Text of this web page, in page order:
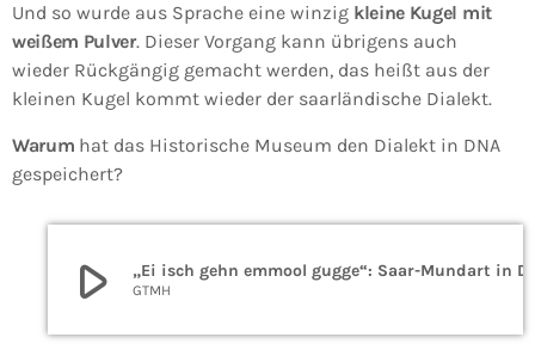
Und so wurde aus Sprache eine winzig kleine Kugel mit
weißem Pulver. Dieser Vorgang kann übrigens auch
wieder Rückgängig gemacht werden, das heißt aus der
kleinen Kugel kommt wieder der saarländische Dialekt.
Warum hat das Historische Museum den Dialekt in DNA
gespeichert?
play_arrow GTMH